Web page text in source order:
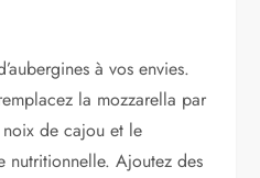
à vos envies.
la mozzarella par
de cajou et le
nutritionnelle. Ajoutez des